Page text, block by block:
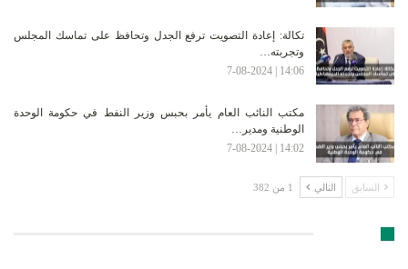
تكالة: إعادة التصويت ترفع الجدل وتحافظ على تماسك المجلس
وتجربته…
14:06 | 7-08-2024
مكتب النائب العام يأمر بحبس وزير النفط في حكومة الوحدة
الوطنية ومدير…
14:02 | 7-08-2024
السابق التالي 1 من 382